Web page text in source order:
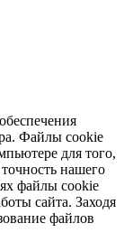
Файлы cookie
для того,
нашего
файлы cookie
сайта. Заходя
файлов